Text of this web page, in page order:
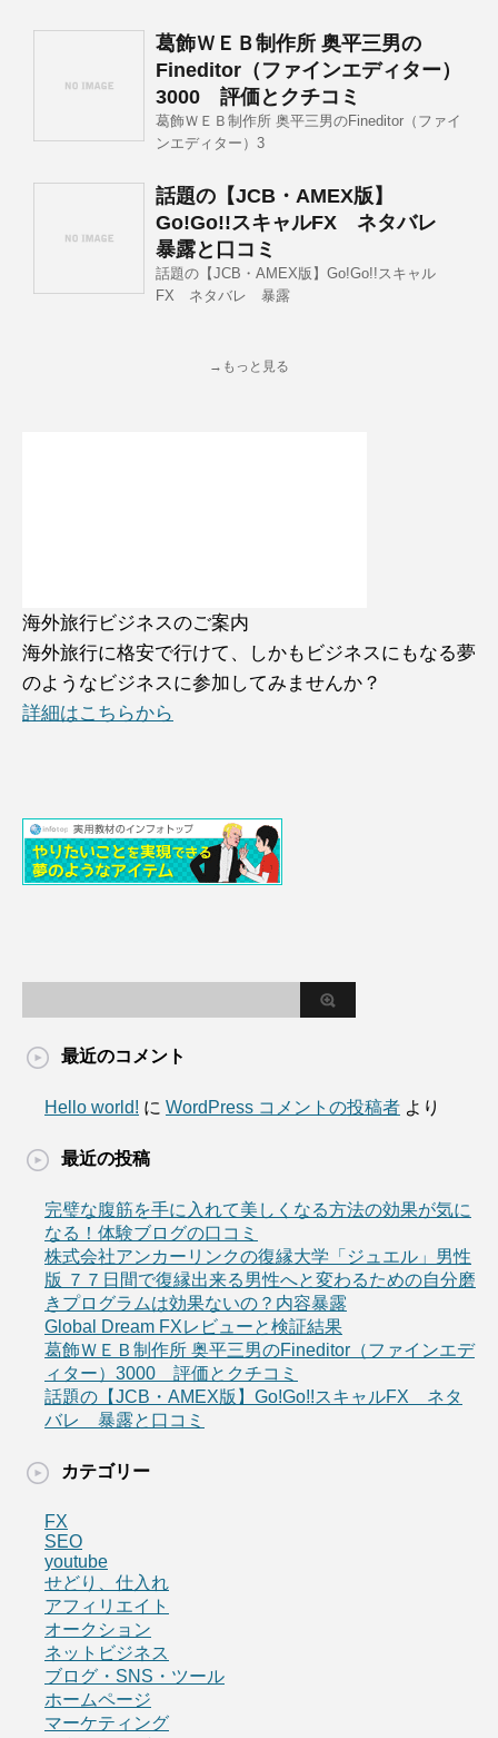
葛飾ＷＥＢ制作所 奥平三男の
Fineditor（ファインエディター）
3000 評価とクチコミ
葛飾ＷＥＢ制作所 奥平三男のFineditor（ファイ
ンエディター）3
話題の【JCB・AMEX版】
Go!Go!!スキャルFX ネタバレ
暴露と口コミ
話題の【JCB・AMEX版】Go!Go!!スキャル
FX ネタバレ 暴露
→もっと見る
海外旅行ビジネスのご案内
海外旅行に格安で行けて、しかもビジネスにもなる夢
のようなビジネスに参加してみませんか？
詳細はこちらから
最近のコメント
Hello world! に WordPress コメントの投稿者 より
最近の投稿
完璧な腹筋を手に入れて美しくなる方法の効果が気に
なる！体験ブログの口コミ
株式会社アンカーリンクの復縁大学「ジュエル」男性
版 ７７日間で復縁出来る男性へと変わるための自分磨
きプログラムは効果ないの？内容暴露
Global Dream FXレビューと検証結果
葛飾ＷＥＢ制作所 奥平三男のFineditor（ファインエデ
ィター）3000 評価とクチコミ
話題の【JCB・AMEX版】Go!Go!!スキャルFX ネタ
バレ 暴露と口コミ
カテゴリー
FX
SEO
youtube
せどり、仕入れ
アフィリエイト
オークション
ネットビジネス
ブログ・SNS・ツール
ホームページ
マーケティング